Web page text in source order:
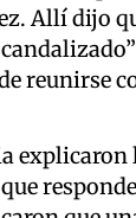
Allí dijo
reunirse
explicaron